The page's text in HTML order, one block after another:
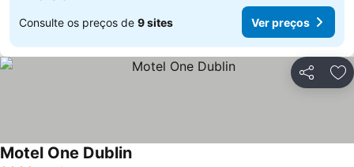
Consulte os preços de 9 sites Ver preços
Partilhar
Motel One DublinVer preços